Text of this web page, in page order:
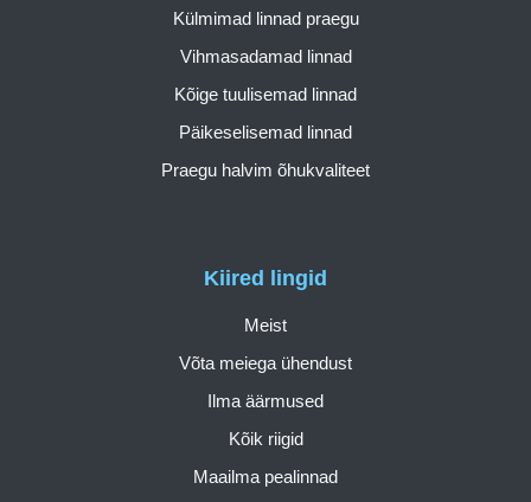
Kiired lingid
Meist
Võta meiega ühendust
Ilma äärmused
Kõik riigid
Maailma pealinnad
Külmimad linnad praegu
Vihmasadamad linnad
Kõige tuulisemad linnad
Päikeselisemad linnad
Praegu halvim õhukvaliteet